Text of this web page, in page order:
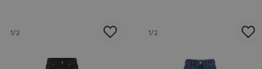
1/2 1/2